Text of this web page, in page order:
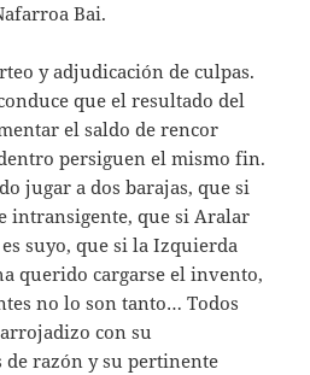
Bai.
y adjudicación de culpas.
que el resultado del
el saldo de rencor
persiguen el mismo fin.
jugar a dos barajas, que si
intransigente, que si Aralar
suyo, que si la Izquierda
querido cargarse el invento,
no lo son tanto… Todos
con su
razón y su pertinente